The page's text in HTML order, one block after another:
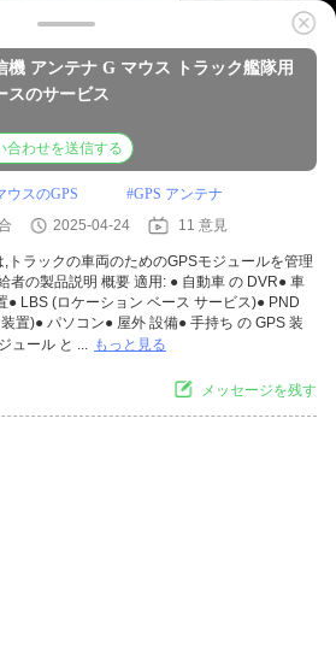
機 アンテナ G マウス トラック艦隊用
スのサービス
合わせを送信する
ウスのGPS #GPS アンテナ
2025-04-24 11 意見
トラックの車両のためのGPSモジュールを管理
者の製品説明 概要 適用: ● 自動車 の DVR● 車
● LBS (ロケーション ベース サービス)● PND
置)● パソコン● 屋外 設備● 手持ち の GPS 装
ュール と ... もっと見る
メッセージを残す